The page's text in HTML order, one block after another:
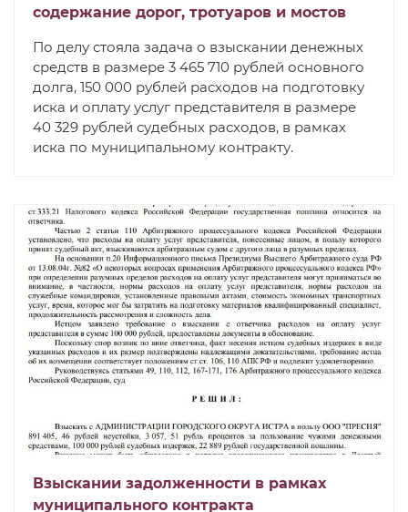
содержание дорог, тротуаров и мостов
По делу стояла задача о взыскании денежных
средств в размере 3 465 710 рублей основного
долга, 150 000 рублей расходов на подготовку
иска и оплату услуг представителя в размере
40 329 рублей судебных расходов, в рамках
иска по муниципальному контракту.
Взыскании задолженности в рамках
муниципального контракта